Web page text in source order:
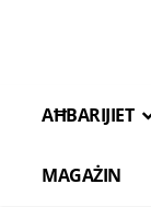
AĦBARIJIET
MAGAŻIN